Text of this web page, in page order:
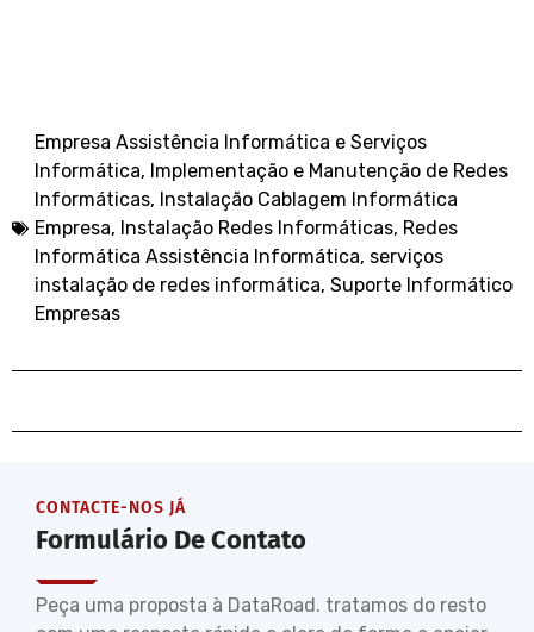
Empresa Assistência Informática e Serviços
Informática, Implementação e Manutenção de Redes
Informáticas, Instalação Cablagem Informática
Empresa, Instalação Redes Informáticas, Redes
Informática Assistência Informática, serviços
instalação de redes informática, Suporte Informático
Empresas
CONTACTE-NOS JÁ
Formulário De Contato
Peça uma proposta à DataRoad. tratamos do resto